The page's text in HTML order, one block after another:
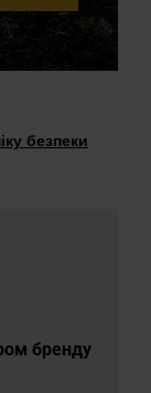
безпеки
бренду